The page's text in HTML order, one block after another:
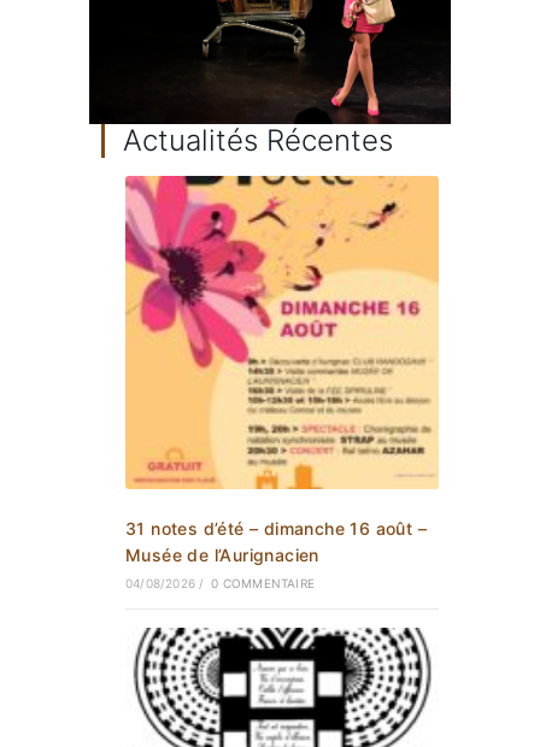
Actualités Récentes
31 notes d’été – dimanche 16 août –
Musée de l’Aurignacien
04/08/2026 / 0 COMMENTAIRE